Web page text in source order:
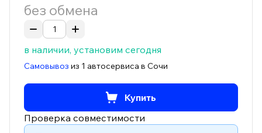
без обмена
в наличии, установим сегодня
Самовывоз из 1 автосервиса в Сочи
Купить
Проверка совместимости